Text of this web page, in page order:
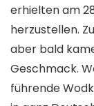
erhielten am
herzustellen.
aber bald
Geschmack.
führende